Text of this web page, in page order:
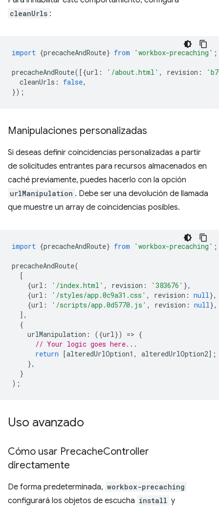
cleanUrls :
import {precacheAndRoute} from 'workbox-precaching' ;
precacheAndRoute([{url : '/about.html' , revision :
cleanUrls : false,
});
Manipulaciones personalizadas
Si deseas definir coincidencias personalizadas a partir
de solicitudes entrantes para recursos almacenados en
caché previamente, puedes hacerlo con la opción
urlManipulation . Debe ser una devolución de llamada
que muestre un array de coincidencias posibles.
import {precacheAndRoute} from 'workbox-precaching' ;
precacheAndRoute(
[
{url : '/index.html' , revision : '383676' },
{url : '/styles/app.0c9a31.css' , revision : null},
{url : '/scripts/app.0d5770.js' , revision : null},
],
{
urlManipulation : ({url}) => {
// Your logic goes here...
return [alteredUrlOption1 , alteredUrlOption2];
},
}
);
Uso avanzado
Cómo usar PrecacheController
directamente
De forma predeterminada, workbox-precaching
configurará los objetos de escucha install y